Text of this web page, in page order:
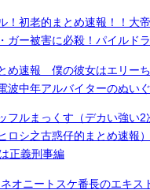
！初老的まとめ速報！！大
ガー被害に必殺！パイルド
め速報 僕の彼女はエリー
波中年アルバイターのぬい
フルまっくす（デカい強い
ロシ之古惑仔的まとめ速報
正義刑事編
オニートスケ番長のエキス